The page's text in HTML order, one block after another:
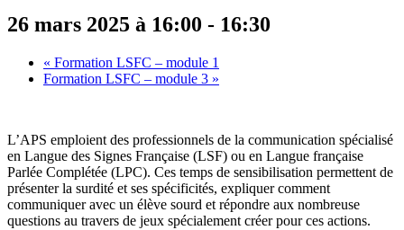
26 mars 2025 à 16:00 - 16:30
« Formation LSFC – module 1
Formation LSFC – module 3 »
L’APS emploient des professionnels de la communication spécialisé
en Langue des Signes Française (LSF) ou en Langue française
Parlée Complétée (LPC). Ces temps de sensibilisation permettent de
présenter la surdité et ses spécificités, expliquer comment
communiquer avec un élève sourd et répondre aux nombreuse
questions au travers de jeux spécialement créer pour ces actions.